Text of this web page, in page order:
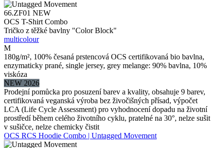
66.ZF01 NEW
OCS T-Shirt Combo
Tričko z těžké bavlny "Color Block"
multicolour
M
180g/m², 100% česaná prstencová OCS certifikovaná bio bavlna,
enzymaticky prané, single jersey, grey melange: 90% bavlna, 10%
viskóza
NEW 2026
Prodejní pomůcka pro posuzení barev a kvality, obsahuje 9 barev,
certifikovaná veganská výroba bez živočišných přísad, výpočet
LCA (Life Cycle Assessment) pro vyhodnocení dopadu na životní
prostředí během celého životního cyklu, pratelné na 30°, nelze sušit
v sušičce, nelze chemicky čistit
OCS RCS Hoodie Combo | Untagged Movement